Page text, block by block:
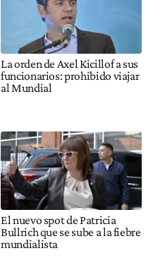
La orden de Axel Kicillof a sus
funcionarios: prohibido viajar
al Mundial
El nuevo spot de Patricia
Bullrich que se sube a la fiebre
mundialista